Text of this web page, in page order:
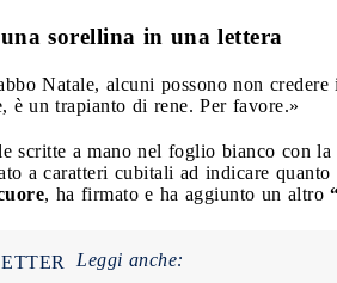
sorellina in una lettera
Natale, alcuni possono non
è un trapianto di rene. Per favore.»
scritte a mano nel foglio bianco con
a caratteri cubitali ad indicare
, ha firmato e ha aggiunto un altro
Leggi anche: